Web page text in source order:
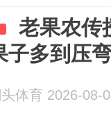
老果农传
子多到压
体育 2026-08-